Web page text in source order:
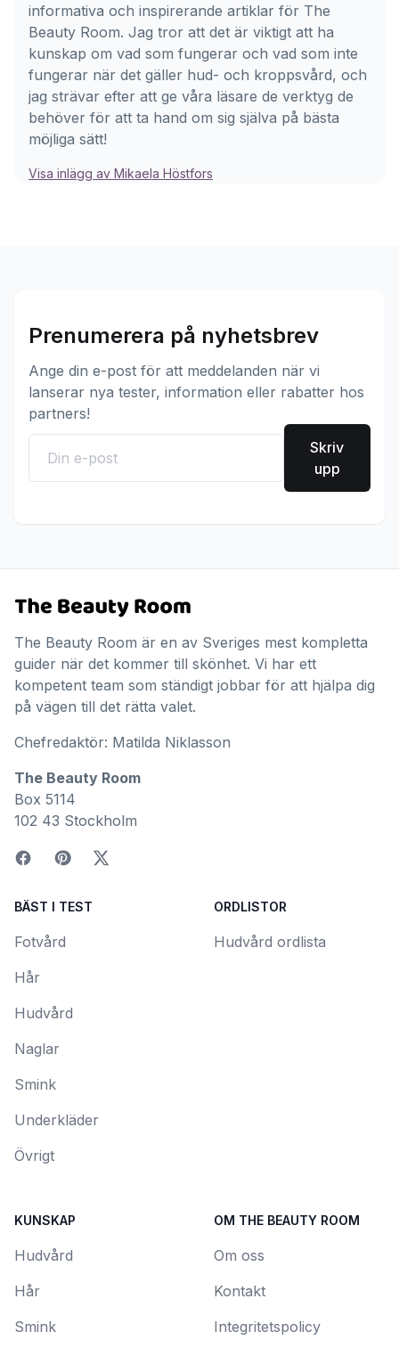
informativa och inspirerande artiklar för The
Beauty Room. Jag tror att det är viktigt att ha
kunskap om vad som fungerar och vad som inte
fungerar när det gäller hud- och kroppsvård, och
jag strävar efter att ge våra läsare de verktyg de
behöver för att ta hand om sig själva på bästa
möjliga sätt!
Visa inlägg av Mikaela Höstfors
Prenumerera på nyhetsbrev
Ange din e-post för att meddelanden när vi
lanserar nya tester, information eller rabatter hos
partners!
Skriv
upp
The Beauty Room är en av Sveriges mest kompletta
guider när det kommer till skönhet. Vi har ett
kompetent team som ständigt jobbar för att hjälpa dig
på vägen till det rätta valet.
Chefredaktör: Matilda Niklasson
The Beauty Room
Box 5114
102 43 Stockholm
BÄST I TEST
Fotvård
Hår
Hudvård
Naglar
Smink
Underkläder
Övrigt
ORDLISTOR
Hudvård ordlista
KUNSKAP
Hudvård
Hår
Smink
OM THE BEAUTY ROOM
Om oss
Kontakt
Integritetspolicy